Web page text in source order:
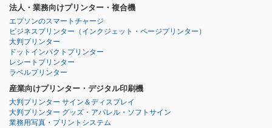
法人・業務向けプリンター・複合機
エプソンのスマートチャージ
ビジネスプリンター （インクジェット・ページプリンター）
大判プリンター
ドットインパクトプリンター
レシートプリンター
ラベルプリンター
産業向けプリンター・デジタル印刷機
大判プリンター サイン＆ディスプレイ
大判プリンター グッズ・アパレル・ソフトサイン
業務用写真・プリントシステム